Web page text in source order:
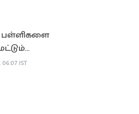
ஏன்? -
06:07 IST